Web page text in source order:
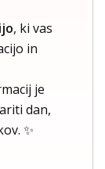
, ki vas
in
je
dan,
✨